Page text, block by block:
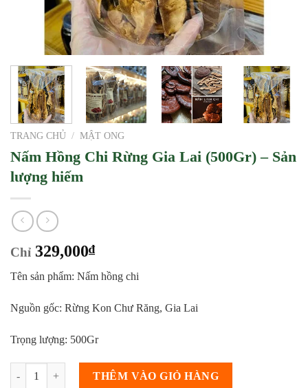
TRANG CHỦ / MẬT ONG
Nấm Hồng Chi Rừng Gia Lai (500Gr) – Sản
lượng hiếm
Chỉ 329,000₫
Tên sản phẩm: Nấm hồng chi
Nguồn gốc: Rừng Kon Chư Răng, Gia Lai
Trọng lượng: 500Gr
Nấm Hồng Chi Rừng Gia Lai (500Gr) - Sản lượng hiếm số lượng
THÊM VÀO GIỎ HÀNG